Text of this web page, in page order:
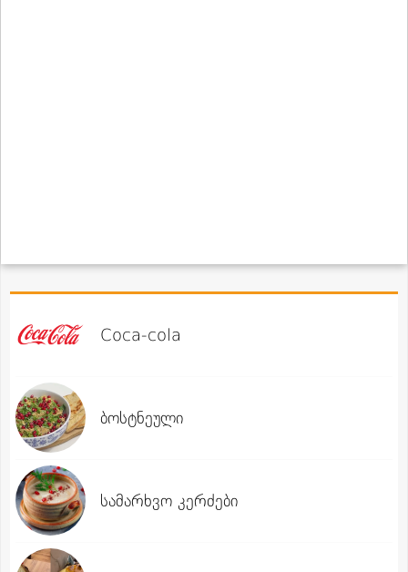
Coca-cola
ბოსტნეული
სამარხვო კერძები